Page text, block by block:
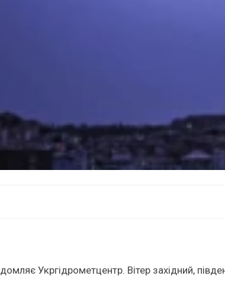
Укргідрометцентр. Вітер західний,